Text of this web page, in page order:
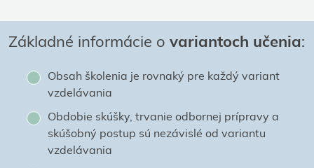
Základné informácie o variantoch učenia:
Obsah školenia je rovnaký pre každý variant
vzdelávania
Obdobie skúšky, trvanie odbornej prípravy a
skúšobný postup sú nezávislé od variantu
vzdelávania